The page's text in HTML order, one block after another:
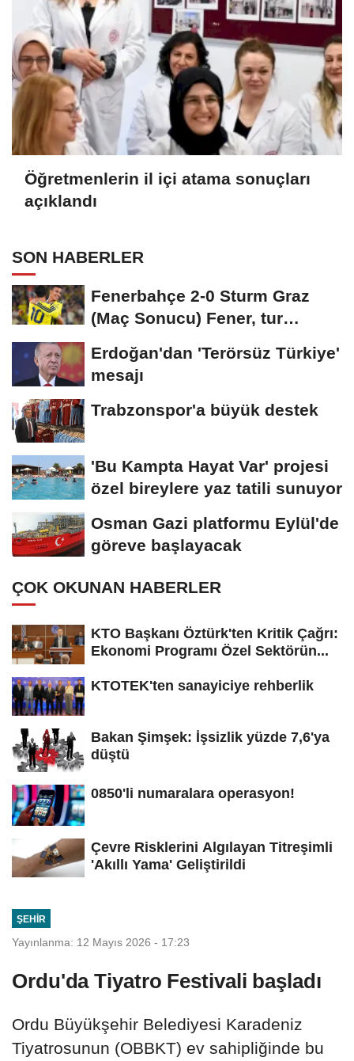
Öğretmenlerin il içi atama sonuçları
açıklandı
SON HABERLER
Fenerbahçe 2-0 Sturm Graz
(Maç Sonucu) Fener, tur
Erdoğan'dan 'Terörsüz Türkiye'
mesajı
Trabzonspor'a büyük destek
'Bu Kampta Hayat Var' projesi
özel bireylere yaz tatili sunuyor
Osman Gazi platformu Eylül'de
göreve başlayacak
ÇOK OKUNAN HABERLER
KTO Başkanı Öztürk'ten Kritik Çağrı:
Ekonomi Programı Özel Sektörün...
KTOTEK'ten sanayiciye rehberlik
Bakan Şimşek: İşsizlik yüzde 7,6'ya
düştü
0850'li numaralara operasyon!
Çevre Risklerini Algılayan Titreşimli
'Akıllı Yama' Geliştirildi
ŞEHIR
Yayınlanma: 12 Mayıs 2026 - 17:23
Ordu'da Tiyatro Festivali başladı
Ordu Büyükşehir Belediyesi Karadeniz
Tiyatrosunun (OBBKT) ev sahipliğinde bu